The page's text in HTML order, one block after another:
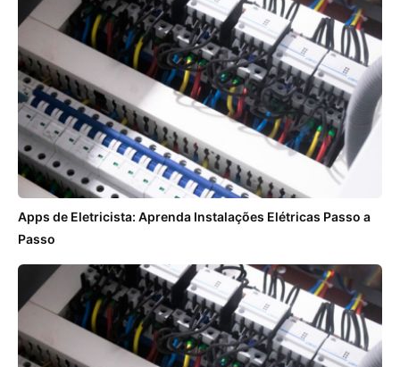
Apps de Eletricista: Aprenda Instalações Elétricas Passo a
Passo